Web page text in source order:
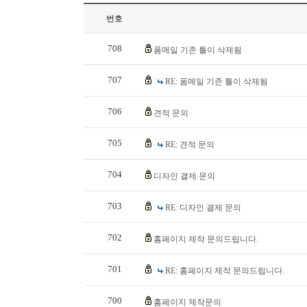
번호
708 폼메일 기존 틀이 삭제됨
707 RE: 폼메일 기존 틀이 삭제됨
706 견적 문의
705 RE: 견적 문의
704 디자인 결제 문의
703 RE: 디자인 결제 문의
702 홈페이지 제작 문의드립니다.
701 RE: 홈페이지 제작 문의드립니다.
700 홈페이지 제작문의